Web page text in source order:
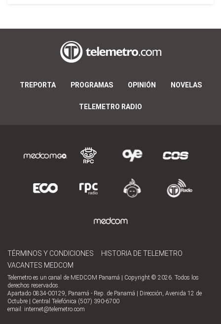
TREPORTA PROGRAMAS OPINIÓN NOVELAS
TELEMETRO RADIO
TÉRMINOS Y CONDICIONES
HISTORIA DE TELEMETRO
VACANTES MEDCOM
Telemetro es un canal de MEDCOM Panamá | Copyright © 2026. Todos los
derechos reservados.
Apartado 0834-00129, Panamá - Rep. de Panamá | Dirección, Avenida 12 de
Octubre | Central Telefónica (507) 390-6700
email: internet@telemetro.com